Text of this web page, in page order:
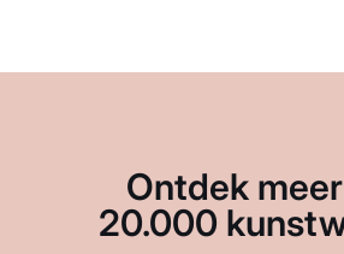
Ontdek
20.000